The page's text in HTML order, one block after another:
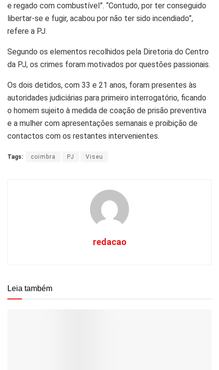
e regado com combustível”. “Contudo, por ter conseguido
libertar-se e fugir, acabou por não ter sido incendiado”,
refere a PJ.
Segundo os elementos recolhidos pela Diretoria do Centro
da PJ, os crimes foram motivados por questões passionais.
Os dois detidos, com 33 e 21 anos, foram presentes às
autoridades judiciárias para primeiro interrogatório, ficando
o homem sujeito à medida de coação de prisão preventiva
e a mulher com apresentações semanais e proibição de
contactos com os restantes intervenientes.
Tags: coimbra PJ Viseu
redacao
Leia também